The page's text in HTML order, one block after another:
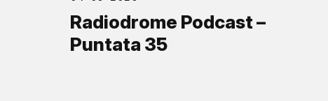
Radiodrome Podcast –
Puntata 35